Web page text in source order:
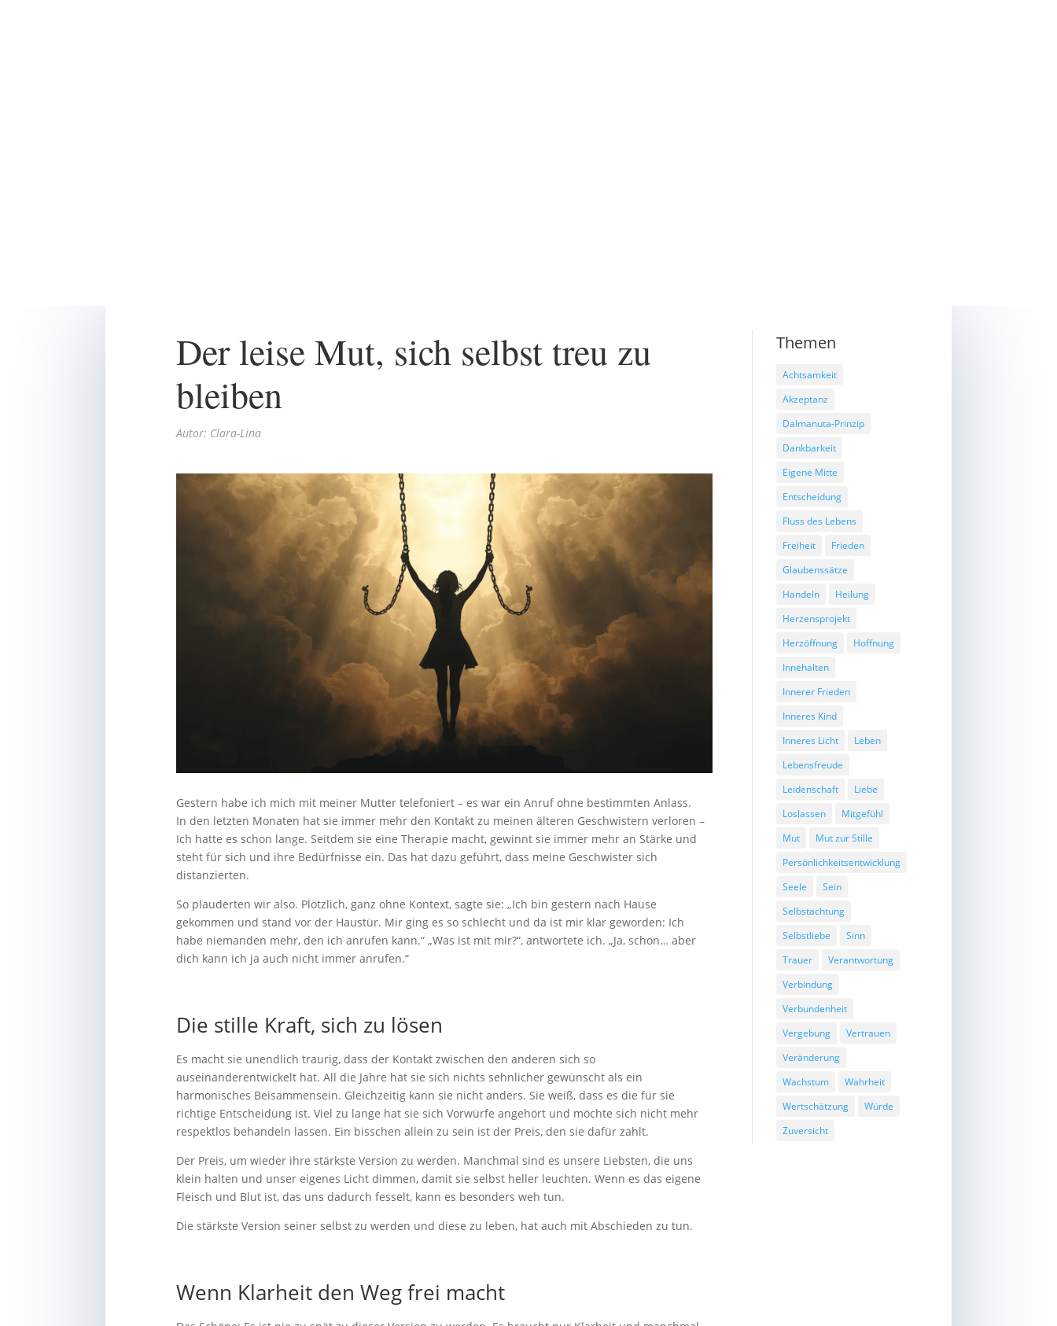
Der leise Mut, sich selbst treu zu
bleiben
Autor: Clara-Lina
Gestern habe ich mich mit meiner Mutter telefoniert – es war ein Anruf ohne bestimmten Anlass.
In den letzten Monaten hat sie immer mehr den Kontakt zu meinen älteren Geschwistern verloren –
Ich hatte es schon lange. Seitdem sie eine Therapie macht, gewinnt sie immer mehr an Stärke und
steht für sich und ihre Bedürfnisse ein. Das hat dazu geführt, dass meine Geschwister sich
distanzierten.
So plauderten wir also. Plötzlich, ganz ohne Kontext, sagte sie: „Ich bin gestern nach Hause
gekommen und stand vor der Haustür. Mir ging es so schlecht und da ist mir klar geworden: Ich
habe niemanden mehr, den ich anrufen kann.“ „Was ist mit mir?“, antwortete ich. „Ja, schon… aber
dich kann ich ja auch nicht immer anrufen.“
Die stille Kraft, sich zu lösen
Es macht sie unendlich traurig, dass der Kontakt zwischen den anderen sich so
auseinanderentwickelt hat. All die Jahre hat sie sich nichts sehnlicher gewünscht als ein
harmonisches Beisammensein. Gleichzeitig kann sie nicht anders. Sie weiß, dass es die für sie
richtige Entscheidung ist. Viel zu lange hat sie sich Vorwürfe angehört und möchte sich nicht mehr
respektlos behandeln lassen. Ein bisschen allein zu sein ist der Preis, den sie dafür zahlt.
Der Preis, um wieder ihre stärkste Version zu werden. Manchmal sind es unsere Liebsten, die uns
klein halten und unser eigenes Licht dimmen, damit sie selbst heller leuchten. Wenn es das eigene
Fleisch und Blut ist, das uns dadurch fesselt, kann es besonders weh tun.
Die stärkste Version seiner selbst zu werden und diese zu leben, hat auch mit Abschieden zu tun.
Wenn Klarheit den Weg frei macht
Themen
Achtsamkeit
Akzeptanz
Dalmanuta-Prinzip
Dankbarkeit
Eigene Mitte
Entscheidung
Fluss des Lebens
Freiheit
Frieden
Glaubenssätze
Handeln
Heilung
Herzensprojekt
Herzöffnung
Hoffnung
Innehalten
Innerer Frieden
Inneres Kind
Inneres Licht
Leben
Lebensfreude
Leidenschaft
Liebe
Loslassen
Mitgefühl
Mut
Mut zur Stille
Persönlichkeitsentwicklung
Seele
Sein
Selbstachtung
Selbstliebe
Sinn
Trauer
Verantwortung
Verbindung
Verbundenheit
Vergebung
Vertrauen
Veränderung
Wachstum
Wahrheit
Wertschätzung
Würde
Zuversicht